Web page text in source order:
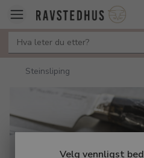
Velg vennligst
Steinsliping